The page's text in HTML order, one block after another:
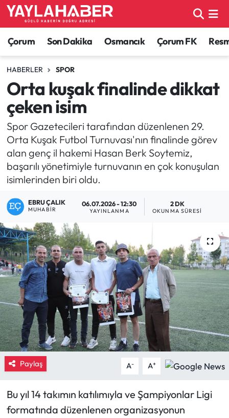
Çorum Son Dakika Osmancık Çorum FK
HABERLER SPOR
Orta kuşak finalinde dikkat
çeken isim
Spor Gazetecileri tarafından düzenlenen 29.
Orta Kuşak Futbol Turnuvası'nın finalinde görev
alan genç il hakemi Hasan Berk Soytemiz,
başarılı yönetimiyle turnuvanın en çok konuşulan
isimlerinden biri oldu.
EBRU ÇALIK
MUHABIR
06.07.2026 - 12:30
YAYINLANMA
2 DK
OKUNMA SÜRESI
Paylaş A- A+
Bu yıl 14 takımın katılımıyla ve Şampiyonlar Ligi
formatında düzenlenen organizasyonun
Alaca Haberleri
Bayat Haberleri
Bilgi - Keşfet Haberleri
Bilim ve Teknoloji
Boğazkale Haberleri
Çorum Haberleri
Dodurga Haberleri
Eğitim
Ekonomi
Güncel
İskilip Haberleri
Kargı Haberleri
Kültür Sanat
Çorum Nöbetçi Eczaneler
Çorum Hava Durumu
Çorum Namaz Vakitleri
Çorum Trafik Yoğunluk Haritası
TFF 1.Lig Puan Durumu ve Fikstür
Tüm Manşetler
Haber Arşivi